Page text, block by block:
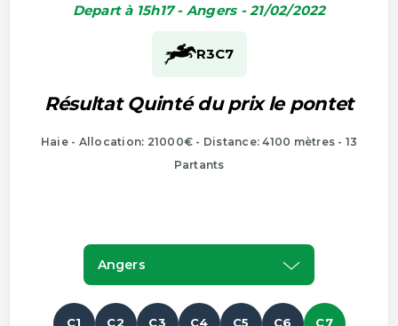
Depart à 15h17 - Angers - 21/02/2022
R3C7
Résultat Quinté du prix le pontet
Haie - Allocation: 21000€ - Distance: 4100 mètres - 13
Partants
Angers
C1 C2 C3 C4 C5 C6 C7